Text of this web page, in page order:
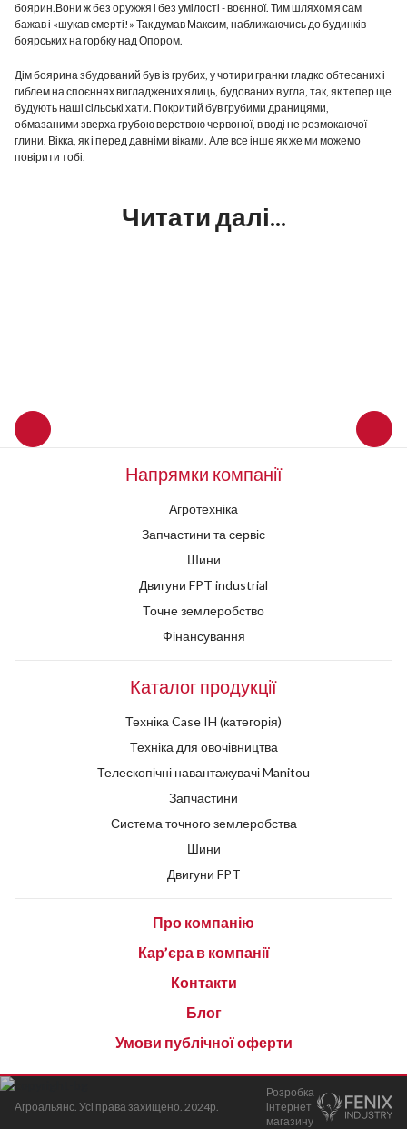
боярин.Вони ж без оружжя і без умілості - воєнної. Тим шляхом я сам
бажав і «шукав смерті!» Так думав Максим, наближаючись до будинків
боярських на горбку над Опором.
Дім боярина збудований був із грубих, у чотири гранки гладко обтесаних і
гиблем на споєннях вигладжених ялиць, будованих в угла, так, як тепер ще
будують наші сільські хати. Покритий був грубими драницями,
обмазаними зверха грубою верствою червоної, в воді не розмокаючої
глини. Вікка, як і перед давніми віками. Але все інше як же ми можемо
повірити тобі.
Читати далі...
Напрямки компанії
Агротехніка
Запчастини та сервіс
Шини
Двигуни FPT industrial
Точне землеробство
Фінансування
Каталог продукції
Техніка Case IH (категорія)
Техніка для овочівництва
Телескопічні навантажувачі Manitou
Запчастини
Система точного землеробства
Шини
Двигуни FPT
Про компанію
Кар’єра в компанії
Контакти
Блог
Умови публічної оферти
Агроальянс. Усі права захищено. 2024р.
Розробка
інтернет
магазину